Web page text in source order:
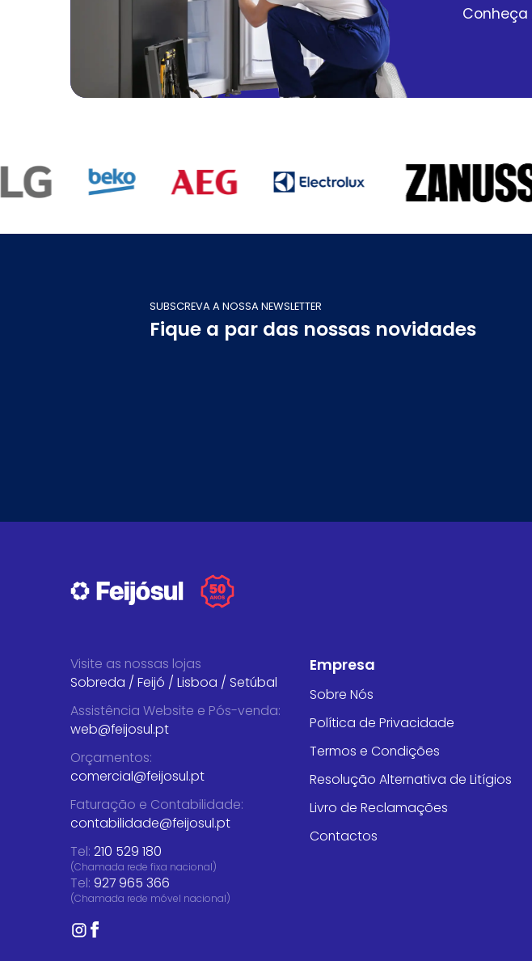
Conheça
SUBSCREVA A NOSSA NEWSLETTER
Fique a par das nossas novidades
Visite as nossas lojas
Sobreda / Feijó / Lisboa / Setúbal
Assistência Website e Pós-venda:
web@feijosul.pt
Orçamentos:
comercial@feijosul.pt
Faturação e Contabilidade:
contabilidade@feijosul.pt
Tel: 210 529 180
(Chamada rede fixa nacional)
Tel: 927 965 366
(Chamada rede móvel nacional)
Empresa
Sobre Nós
Política de Privacidade
Termos e Condições
Resolução Alternativa de Litígios
Livro de Reclamações
Contactos